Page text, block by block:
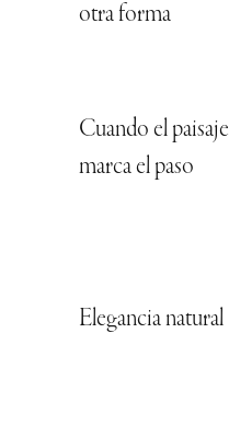
otra forma
Cuando el paisaje
marca el paso
Elegancia natural